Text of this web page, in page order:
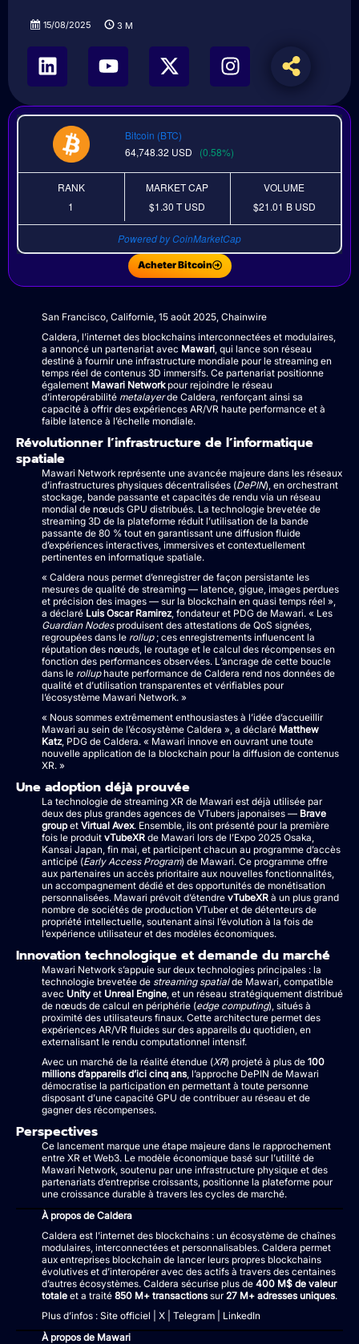
15/08/2025 3 M
Bitcoin (BTC)
64,748.32 USD (0.58%)
RANK
1
MARKET CAP
$1.30 TUSD
VOLUME
$21.01 B USD
Powered by CoinMarketCap
Acheter Bitcoin
San Francisco, Californie, 15 août 2025, Chainwire
Caldera, l’internet des blockchains interconnectées et modulaires,
a annoncé un partenariat avec Mawari , qui lance son réseau
destiné à fournir une infrastructure mondiale pour le streaming en
temps réel de contenus 3D immersifs. Ce partenariat positionne
également Mawari Networkpour rejoindre le réseau
d’interopérabilité metalayerde Caldera, renforçant ainsi sa
capacité à offrir des expériences AR/VR haute performance et à
faible latence à l’échelle mondiale.
Révolutionner l’infrastructure de l’informatique
spatiale
Mawari Network représente une avancée majeure dans les réseaux
d’infrastructures physiques décentralisées (DePIN), en orchestrant
stockage, bande passante et capacités de rendu via un réseau
mondial de nœuds GPU distribués. La technologie brevetée de
streaming 3D de la plateforme réduit l’utilisation de la bande
passante de 80 % tout en garantissant une diffusion fluide
d’expériences interactives, immersives et contextuellement
pertinentes en informatique spatiale.
« Caldera nous permet d’enregistrer de façon persistante les
mesures de qualité de streaming — latence, gigue, images perdues
et précision des images — sur la blockchain en quasi temps réel »,
a déclaré Luis Oscar Ramirez, fondateur et PDG de Mawari. « Les
Guardian Nodesproduisent des attestations de QoS signées,
regroupées dans le rollup; ces enregistrements influencent la
réputation des nœuds, le routage et le calcul des récompenses en
fonction des performances observées. L’ancrage de cette boucle
dans le rolluphaute performance de Caldera rend nos données de
qualité et d’utilisation transparentes et vérifiables pour
l’écosystème Mawari Network. »
« Nous sommes extrêmement enthousiastes à l’idée d’accueillir
Mawari au sein de l’écosystème Caldera », a déclaré Matthew
Katz, PDG de Caldera. « Mawari innove en ouvrant une toute
nouvelle application de la blockchain pour la diffusion de contenus
XR. »
Une adoption déjà prouvée
La technologie de streaming XR de Mawari est déjà utilisée par
deux des plus grandes agences de VTubers japonaises — Brave
groupet Virtual Avex. Ensemble, ils ont présenté pour la première
fois le produit vTubeXR de Mawari lors de l’Expo 2025 Osaka,
Kansai Japan, fin mai, et participent chacun au programme d’accès
anticipé (Early Access Program) de Mawari. Ce programme offre
aux partenaires un accès prioritaire aux nouvelles fonctionnalités,
un accompagnement dédié et des opportunités de monétisation
personnalisées. Mawari prévoit d’étendre vTubeXR à un plus grand
nombre de sociétés de production VTuber et de détenteurs de
propriété intellectuelle, soutenant ainsi l’évolution à la fois de
l’expérience utilisateur et des modèles économiques.
Innovation technologique et demande du marché
Mawari Network s’appuie sur deux technologies principales : la
technologie brevetée de streaming spatialde Mawari, compatible
avec Unity et Unreal Engine , et un réseau stratégiquement distribué
de nœuds de calcul en périphérie (edge computing), situés à
proximité des utilisateurs finaux. Cette architecture permet des
expériences AR/VR fluides sur des appareils du quotidien, en
externalisant le rendu computationnel intensif.
Avec un marché de la réalité étendue (XR) projeté à plus de 100
millions d’appareils d’ici cinq ans , l’approche DePIN de Mawari
démocratise la participation en permettant à toute personne
disposant d’une capacité GPU de contribuer au réseau et de
gagner des récompenses.
Perspectives
Ce lancement marque une étape majeure dans le rapprochement
entre XR et Web3. Le modèle économique basé sur l’utilité de
Mawari Network, soutenu par une infrastructure physique et des
partenariats d’entreprise croissants, positionne la plateforme pour
une croissance durable à travers les cycles de marché.
À propos de Caldera
Caldera est l’internet des blockchains : un écosystème de chaînes
modulaires, interconnectées et personnalisables. Caldera permet
aux entreprises blockchain de lancer leurs propres blockchains
évolutives et d’interopérer avec des actifs à travers des centaines
d’autres écosystèmes. Caldera sécurise plus de 400 M$ de valeur
totale et a traité 850 M+ transactions sur 27 M+ adresses uniques.
Plus d’infos : Site officiel | X | Telegram | LinkedIn
À propos de Mawari